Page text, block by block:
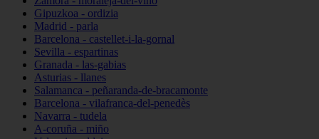
Gipuzkoa - ordizia
Madrid - parla
Barcelona - castellet-i-la-gornal
Sevilla - espartinas
Granada - las-gabias
Asturias - llanes
Salamanca - peñaranda-de-bracamonte
Barcelona - vilafranca-del-penedès
Navarra - tudela
A-coruña - miño